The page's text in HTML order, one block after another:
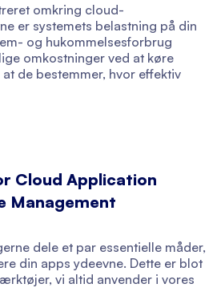
omkring cloud-
er systemets belastning på din
og hukommelsesforbrug
omkostninger ved at køre
de bestemmer, hvor effektiv
Cloud Application
Management
dele et par essentielle måder,
din apps ydeevne. Dette er blot
vi altid anvender i vores